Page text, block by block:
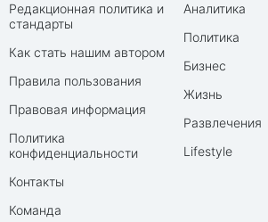
Редакционная политика и
стандарты
Как стать нашим автором
Правила пользования
Правовая информация
Политика
конфиденциальности
Контакты
Команда
Аналитика
Политика
Бизнес
Жизнь
Развлечения
Lifestyle